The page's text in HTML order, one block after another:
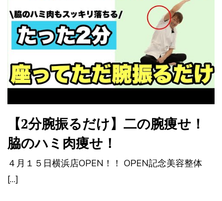
【2分腕振るだけ】二の腕痩せ！
脇のハミ肉痩せ！
４月１５日横浜店OPEN！！ OPEN記念美容整体
[…]